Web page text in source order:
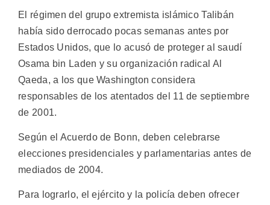
El régimen del grupo extremista islámico Talibán
había sido derrocado pocas semanas antes por
Estados Unidos, que lo acusó de proteger al saudí
Osama bin Laden y su organización radical Al
Qaeda, a los que Washington considera
responsables de los atentados del 11 de septiembre
de 2001.
Según el Acuerdo de Bonn, deben celebrarse
elecciones presidenciales y parlamentarias antes de
mediados de 2004.
Para lograrlo, el ejército y la policía deben ofrecer